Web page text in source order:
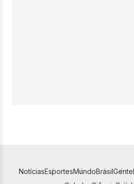
NotíciasEsportesMundoBrasilGente